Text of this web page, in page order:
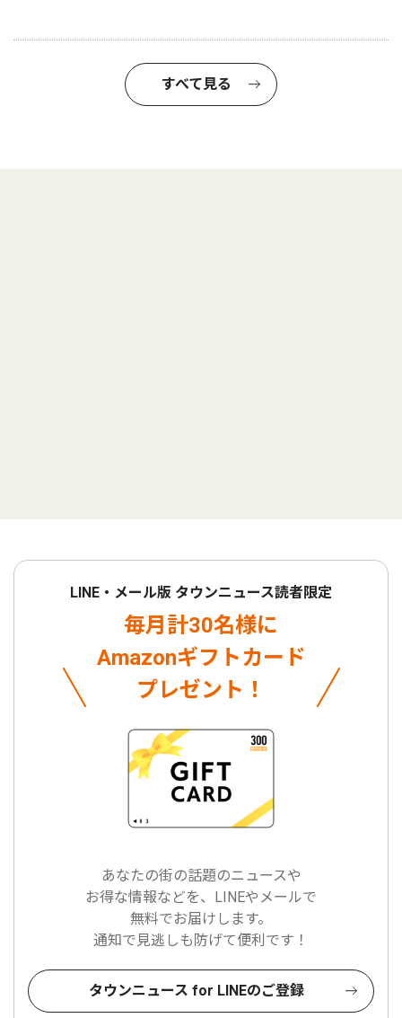
すべて見る
LINE・メール版 タウンニュース読者限定
毎月計30名様に
Amazonギフトカード
プレゼント！
あなたの街の話題のニュースや
お得な情報などを、LINEやメールで
無料でお届けします。
通知で見逃しも防げて便利です！
タウンニュース for LINEのご登録